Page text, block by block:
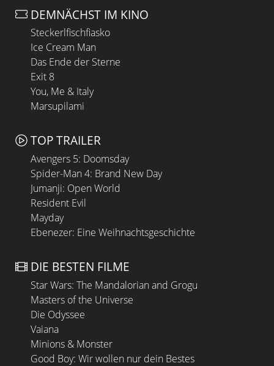
DEMNÄCHST IM KINO
Steckerlfischfiasko
Ice Cream Man
Das Ende der Sterne
Exit 8
You, Me & Italy
Marsupilami
TOP TRAILER
Avengers 5: Doomsday
Spider-Man 4: Brand New Day
Jumanji: Open World
Resident Evil
Mayday
Ebenezer: Eine Weihnachtsgeschichte
DIE BESTEN FILME
Star Wars: The Mandalorian and Grogu
Masters of the Universe
Die Odyssee
Vaiana
Minions & Monster
Good Boy: Wir wollen nur dein Bestes